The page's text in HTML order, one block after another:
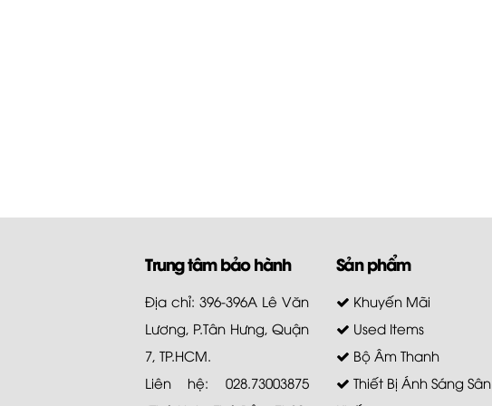
Trung tâm bảo hành
Địa chỉ: 396-396A Lê Văn
Lương, P.Tân Hưng, Quận
7, TP.HCM.
Liên hệ: 028.73003875
Sản phẩm
Khuyến Mãi
Used Items
Bộ Âm Thanh
Thiết Bị Ánh Sáng Sân